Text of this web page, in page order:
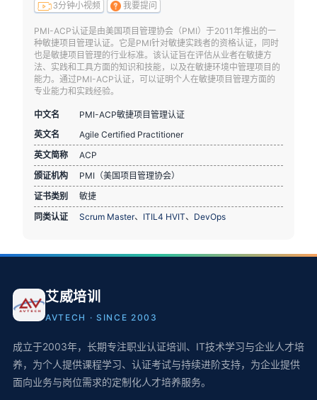
3分钟小视频 我要提问
PMI-ACP认证是由美国项目管理协会（PMI）于2011年推出的一
种敏捷项目管理认证。它是PMI针对敏捷实践者的资格认证，同时
也是敏捷项目管理的行业标准。该认证旨在评估从业者在敏捷方
法、实践和工具方面的知识和技能，以及在敏捷环境中管理项目的
能力。通过PMI-ACP认证，可以证明个人在敏捷项目管理方面的
专业能力和实践经验。
中文名
PMI-ACP敏捷项目管理认证
英文名
Agile Certified Practitioner
英文简称
ACP
颁证机构
PMI（美国项目管理协会）
证书类别
敏捷
同类认证
Scrum Master、 ITIL4 HVIT、 DevOps
艾威培训
AVTECH · SINCE 2003
成立于2003年，长期专注职业认证培训、IT技术学习与企业人才培
养，为个人提供课程学习、认证考试与持续进阶支持，为企业提供
面向业务与岗位需求的定制化人才培养服务。